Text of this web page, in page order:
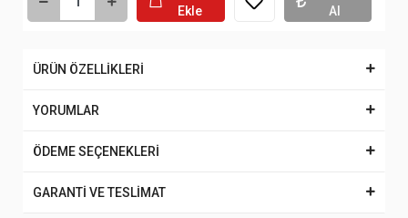
Ekle
Al
ÜRÜN ÖZELLİKLERİ
YORUMLAR
ÖDEME SEÇENEKLERİ
GARANTİ VE TESLİMAT